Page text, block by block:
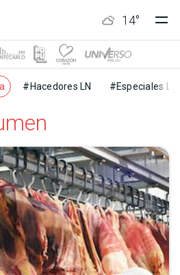
14°
#Hacedores LN #Especiales LN